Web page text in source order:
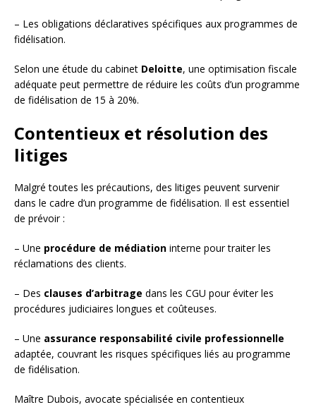
– Les obligations déclaratives spécifiques aux programmes de
fidélisation.
Selon une étude du cabinet Deloitte, une optimisation fiscale
adéquate peut permettre de réduire les coûts d’un programme
de fidélisation de 15 à 20%.
Contentieux et résolution des
litiges
Malgré toutes les précautions, des litiges peuvent survenir
dans le cadre d’un programme de fidélisation. Il est essentiel
de prévoir :
– Une procédure de médiation interne pour traiter les
réclamations des clients.
– Des clauses d’arbitrage dans les CGU pour éviter les
procédures judiciaires longues et coûteuses.
– Une assurance responsabilité civile professionnelle
adaptée, couvrant les risques spécifiques liés au programme
de fidélisation.
Maître Dubois, avocate spécialisée en contentieux